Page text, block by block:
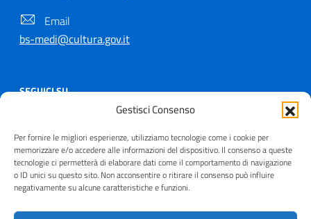
Gestisci Consenso
Per fornire le migliori esperienze, utilizziamo tecnologie come i cookie per
memorizzare e/o accedere alle informazioni del dispositivo. Il consenso a queste
tecnologie ci permetterà di elaborare dati come il comportamento di navigazione
o ID unici su questo sito. Non acconsentire o ritirare il consenso può influire
negativamente su alcune caratteristiche e funzioni.
Email
bs-medi@cultura.gov.it
SEGUICI SU
Copyright © 2021 - 2026
Useful Links Section
Privacy | Cookie policy | Contatti |